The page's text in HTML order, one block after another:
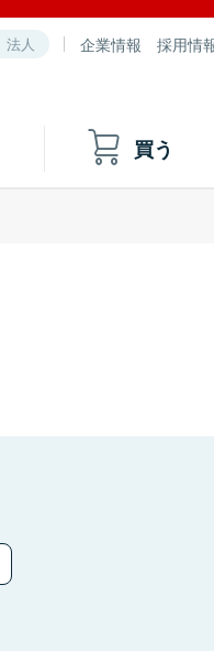
法人 企業情報 採用情
買う